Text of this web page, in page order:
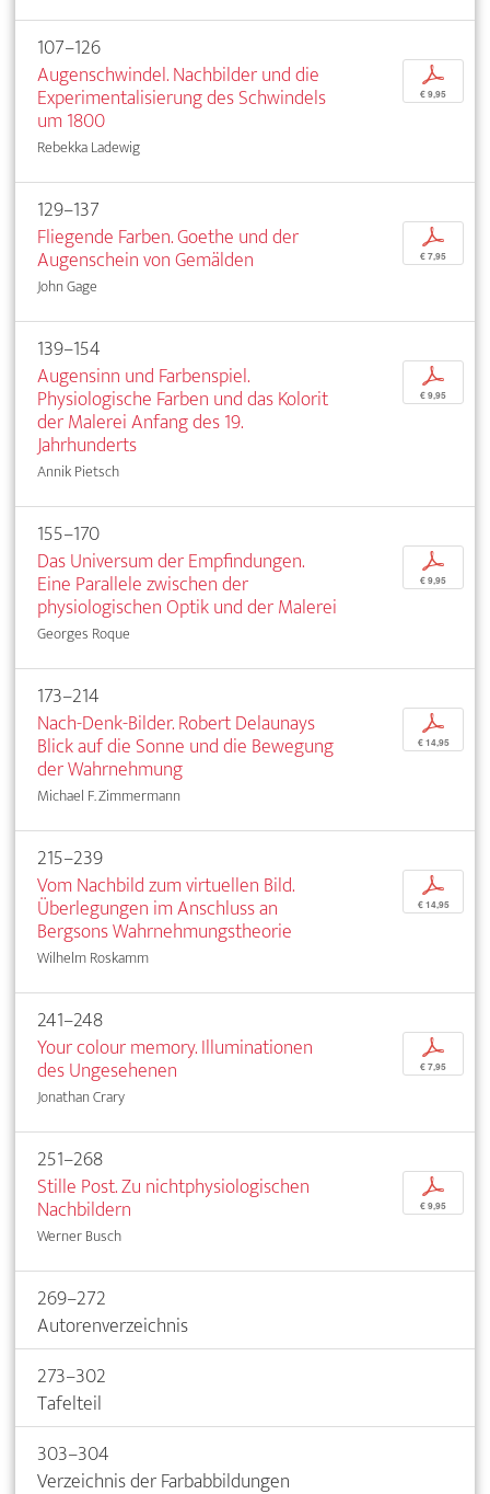
107–126
Augenschwindel. Nachbilder und die
Experimentalisierung des Schwindels
um 1800
Rebekka Ladewig
p
€ 9,95
129–137
Fliegende Farben. Goethe und der
Augenschein von Gemälden
John Gage
p
€ 7,95
139–154
Augensinn und Farbenspiel.
Physiologische Farben und das Kolorit
der Malerei Anfang des 19.
Jahrhunderts
Annik Pietsch
p
€ 9,95
155–170
Das Universum der Empfindungen.
Eine Parallele zwischen der
physiologischen Optik und der Malerei
Georges Roque
p
€ 9,95
173–214
Nach-Denk-Bilder. Robert Delaunays
Blick auf die Sonne und die Bewegung
der Wahrnehmung
Michael F. Zimmermann
p
€ 14,95
215–239
Vom Nachbild zum virtuellen Bild.
Überlegungen im Anschluss an
Bergsons Wahrnehmungstheorie
Wilhelm Roskamm
p
€ 14,95
241–248
Your colour memory. Illuminationen
des Ungesehenen
Jonathan Crary
p
€ 7,95
251–268
Stille Post. Zu nichtphysiologischen
Nachbildern
Werner Busch
p
€ 9,95
269–272
Autorenverzeichnis
273–302
Tafelteil
303–304
Verzeichnis der Farbabbildungen